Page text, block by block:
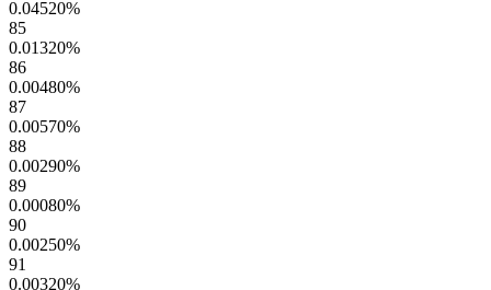
0.04520%
85
0.01320%
86
0.00480%
87
0.00570%
88
0.00290%
89
0.00080%
90
0.00250%
91
0.00320%